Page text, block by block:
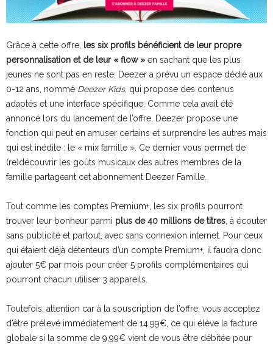
Grâce à cette offre, les six profils bénéficient de leur propre
personnalisation et de leur « flow » en sachant que les plus
jeunes ne sont pas en reste. Deezer a prévu un espace dédié aux
0-12 ans, nommé Deezer Kids, qui propose des contenus
adaptés et une interface spécifique. Comme cela avait été
annoncé lors du lancement de l’offre, Deezer propose une
fonction qui peut en amuser certains et surprendre les autres mais
qui est inédite : le « mix famille ». Ce dernier vous permet de
(re)découvrir les goûts musicaux des autres membres de la
famille partageant cet abonnement Deezer Famille.
Tout comme les comptes Premium+, les six profils pourront
trouver leur bonheur parmi plus de 40 millions de titres, à écouter
sans publicité et partout, avec sans connexion internet. Pour ceux
qui étaient déjà détenteurs d’un compte Premium+, il faudra donc
ajouter 5€ par mois pour créer 5 profils complémentaires qui
pourront chacun utiliser 3 appareils.
Toutefois, attention car à la souscription de l’offre, vous acceptez
d’être prélevé immédiatement de 14,99€, ce qui élève la facture
globale si la somme de 9,99€ vient de vous être débitée pour